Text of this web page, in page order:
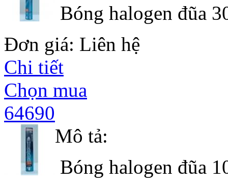
Bóng halogen đũa
Đơn giá: Liên hệ
Chi tiết
Chọn mua
64690
Mô tả:
Bóng halogen đũa